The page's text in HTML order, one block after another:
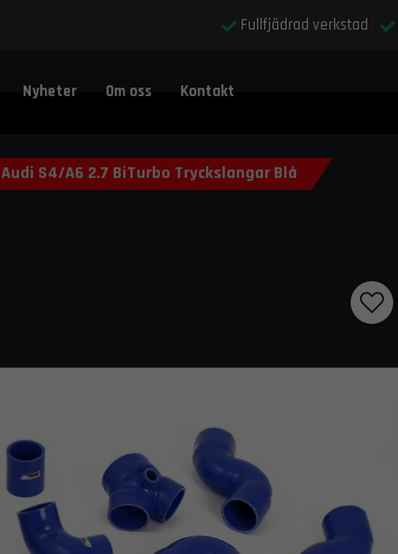
Fullfjädrad verkstad
Nyheter Om oss Kontakt
Audi S4/A6 2.7 BiTurbo Tryckslangar Blå